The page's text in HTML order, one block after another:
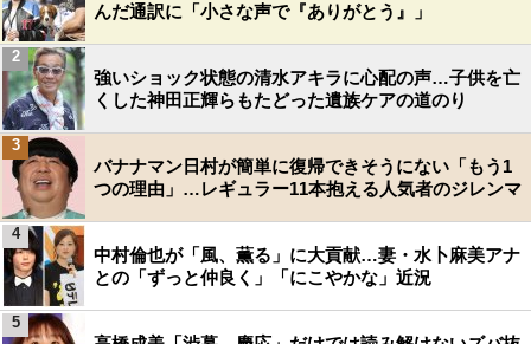
んだ通訳に「小さな声で『ありがとう』」
強いショック状態の清水アキラに心配の声…子供を亡
くした神田正輝らもたどった遺族ケアの道のり
2
バナナマン日村が簡単に復帰できそうにない「もう1
つの理由」…レギュラー11本抱える人気者のジレンマ
3
中村倫也が「風、薫る」に大貢献…妻・水卜麻美アナ
との「ずっと仲良く」「にこやかな」近況
4
5